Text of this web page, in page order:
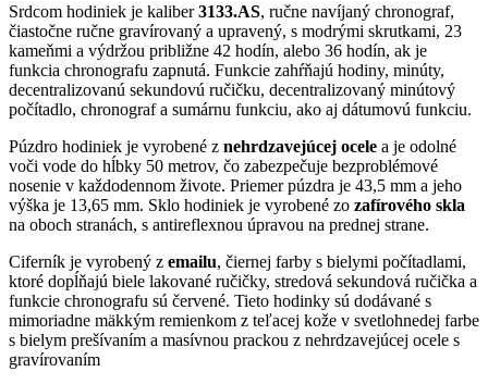
Srdcom hodiniek je kaliber3133.AS, ručne navíjaný chronograf,
čiastočne ručne gravírovaný a upravený, s modrými skrutkami, 23
kameňmi a výdržou približne 42 hodín, alebo 36 hodín, ak je
funkcia chronografu zapnutá. Funkcie zahŕňajú hodiny, minúty,
decentralizovanú sekundovú ručičku, decentralizovaný minútový
počítadlo, chronograf a sumárnu funkciu, ako aj dátumovú funkciu​​.
Púzdro hodiniek je vyrobené z nehrdzavejúcej ocele a je odolné
voči vode do hĺbky 50 metrov, čo zabezpečuje bezproblémové
nosenie v každodennom živote. Priemer púzdra je 43,5 mm a jeho
výška je 13,65 mm. Sklo hodiniek je vyrobené zo zafírového skla
na oboch stranách, s antireflexnou úpravou na prednej strane​​.
Ciferník je vyrobený z emailu, čiernej farby s bielymi počítadlami,
ktoré dopĺňajú biele lakované ručičky, stredová sekundová ručička a
funkcie chronografu sú červené. Tieto hodinky sú dodávané s
mimoriadne mäkkým remienkom z teľacej kože v svetlohnedej farbe
s bielym prešívaním a masívnou prackou z nehrdzavejúcej ocele s
gravírovaním​